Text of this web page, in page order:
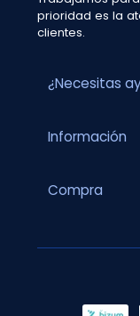
prioridad es la
clientes.
¿Necesitas
Información
Compra